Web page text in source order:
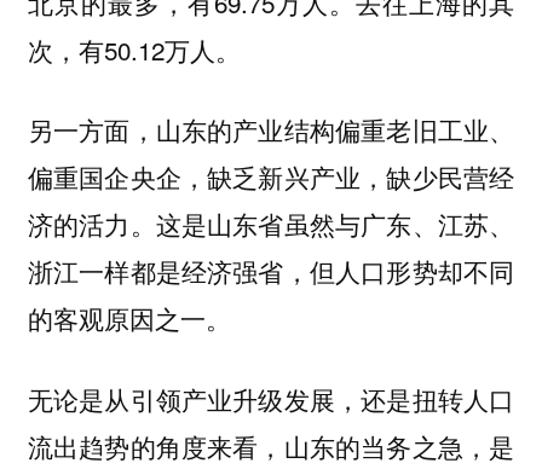
次，有50.12万人。
另一方面，山东的产业结构偏重老旧工业、
偏重国企央企，缺乏新兴产业，缺少民营经
济的活力。这是山东省虽然与广东、江苏、
浙江一样都是经济强省，但人口形势却不同
的客观原因之一。
无论是从引领产业升级发展，还是扭转人口
流出趋势的角度来看，山东的当务之急，是